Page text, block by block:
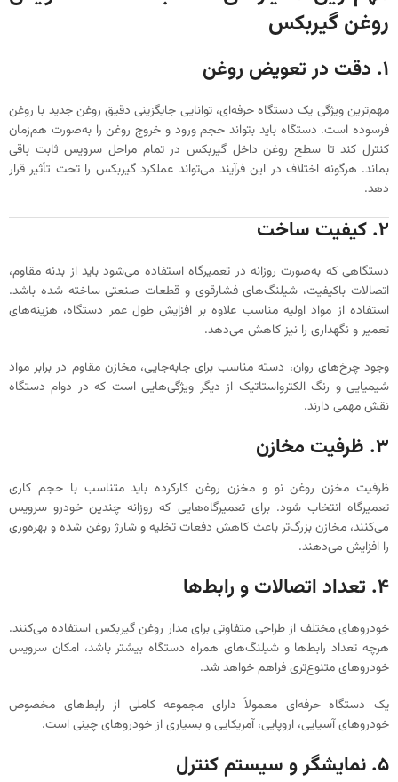
روغن گیربکس
۱. دقت در تعویض روغن
مهم‌ترین ویژگی یک دستگاه حرفه‌ای، توانایی جایگزینی دقیق روغن جدید با روغن
فرسوده است. دستگاه باید بتواند حجم ورود و خروج روغن را به‌صورت هم‌زمان
کنترل کند تا سطح روغن داخل گیربکس در تمام مراحل سرویس ثابت باقی
بماند. هرگونه اختلاف در این فرآیند می‌تواند عملکرد گیربکس را تحت تأثیر قرار
دهد.
۲. کیفیت ساخت
دستگاهی که به‌صورت روزانه در تعمیرگاه استفاده می‌شود باید از بدنه مقاوم،
اتصالات باکیفیت، شیلنگ‌های فشارقوی و قطعات صنعتی ساخته شده باشد.
استفاده از مواد اولیه مناسب علاوه بر افزایش طول عمر دستگاه، هزینه‌های
تعمیر و نگهداری را نیز کاهش می‌دهد.
وجود چرخ‌های روان، دسته مناسب برای جابه‌جایی، مخازن مقاوم در برابر مواد
شیمیایی و رنگ الکترواستاتیک از دیگر ویژگی‌هایی است که در دوام دستگاه
نقش مهمی دارند.
۳. ظرفیت مخازن
ظرفیت مخزن روغن نو و مخزن روغن کارکرده باید متناسب با حجم کاری
تعمیرگاه انتخاب شود. برای تعمیرگاه‌هایی که روزانه چندین خودرو سرویس
می‌کنند، مخازن بزرگ‌تر باعث کاهش دفعات تخلیه و شارژ روغن شده و بهره‌وری
را افزایش می‌دهند.
۴. تعداد اتصالات و رابط‌ها
خودروهای مختلف از طراحی متفاوتی برای مدار روغن گیربکس استفاده می‌کنند.
هرچه تعداد رابط‌ها و شیلنگ‌های همراه دستگاه بیشتر باشد، امکان سرویس
خودروهای متنوع‌تری فراهم خواهد شد.
یک دستگاه حرفه‌ای معمولاً دارای مجموعه کاملی از رابط‌های مخصوص
خودروهای آسیایی، اروپایی، آمریکایی و بسیاری از خودروهای چینی است.
۵. نمایشگر و سیستم کنترل